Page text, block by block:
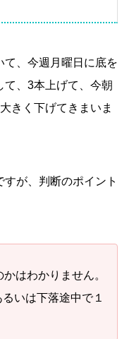
、今週月曜日に底を
て、3本上げて、今朝
きく下げてきまいま
が、判断のポイント
はわかりません。
いは下落途中で１